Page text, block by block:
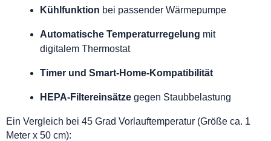
Kühlfunktion bei passender Wärmepumpe
Automatische Temperaturregelung mit
digitalem Thermostat
Timer und Smart-Home-Kompatibilität
HEPA-Filtereinsätze gegen Staubbelastung
Ein Vergleich bei 45 Grad Vorlauftemperatur (Größe ca. 1
Meter x 50 cm):